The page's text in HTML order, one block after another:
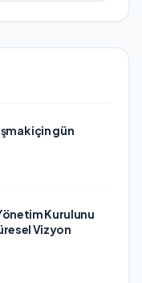
için gün
Kurulunu
Vizyon